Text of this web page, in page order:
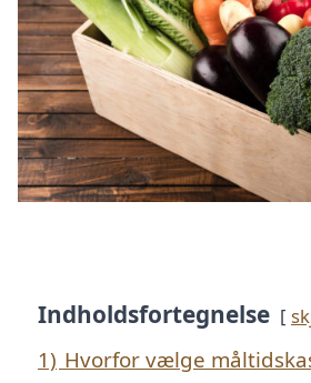
Indholdsfortegnelse
1) Hvorfor vælge